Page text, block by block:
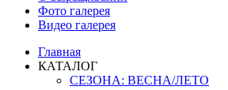
Фото галерея
Видео галерея
Главная
КАТАЛОГ
СЕЗОНА: ВЕСНА/ЛЕТО